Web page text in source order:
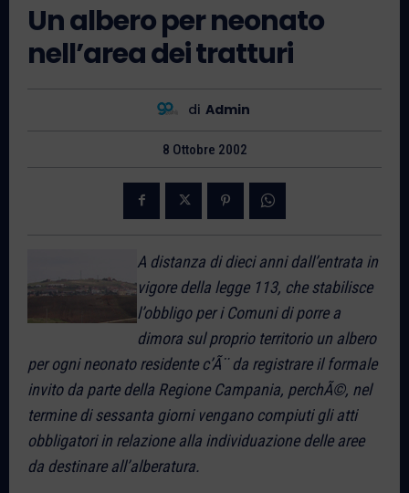
Un albero per neonato
nell’area dei tratturi
di Admin
8 Ottobre 2002
A distanza di dieci anni dall’entrata in
vigore della legge 113, che stabilisce
l’obbligo per i Comuni di porre a
dimora sul proprio territorio un albero
per ogni neonato residente c’Ã¨ da registrare il formale
invito da parte della Regione Campania, perchÃ©, nel
termine di sessanta giorni vengano compiuti gli atti
obbligatori in relazione alla individuazione delle aree
da destinare all’alberatura.